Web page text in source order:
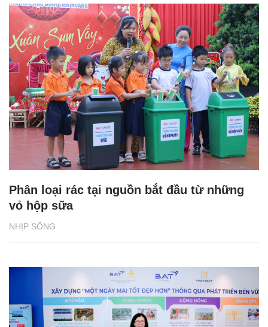
NHỊP SỐNG
Phân loại rác tại nguồn bắt đầu từ những
vỏ hộp sữa